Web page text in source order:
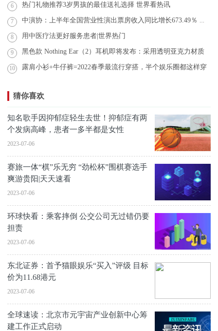
6 热门礼物推荐3岁男孩的最佳送礼选择 世界看热讯
7 中演协：上半年全国营业性演出票房收入同比增长673.49％ 观天下
8 用中医疗法更好服务患者|世界热门
9 黑色款 Nothing Ear（2）耳机即将发布：采用透明亚克力材质
10 露肩小衫+牛仔裤=2022春季最流行穿搭，半个娱乐圈都这样穿
猜你喜欢
知名歌手因抑郁症轻生去世！抑郁症有两
个发病高峰，患者一多半都是女性
2023-07-06
赛旅一体“棋”乐无穷 “劲松杯”围棋赛选手
爽游贵阳|天天速看
2023-07-06
环球快看：乘客摔倒 公交公司无过错仍要
担责
2023-07-06
东北证券：首予猫眼娱乐“买入”评级 目标
价为11.68港元
2023-07-06
全球速读：北京市元宇宙产业创新中心筹
建工作正式启动